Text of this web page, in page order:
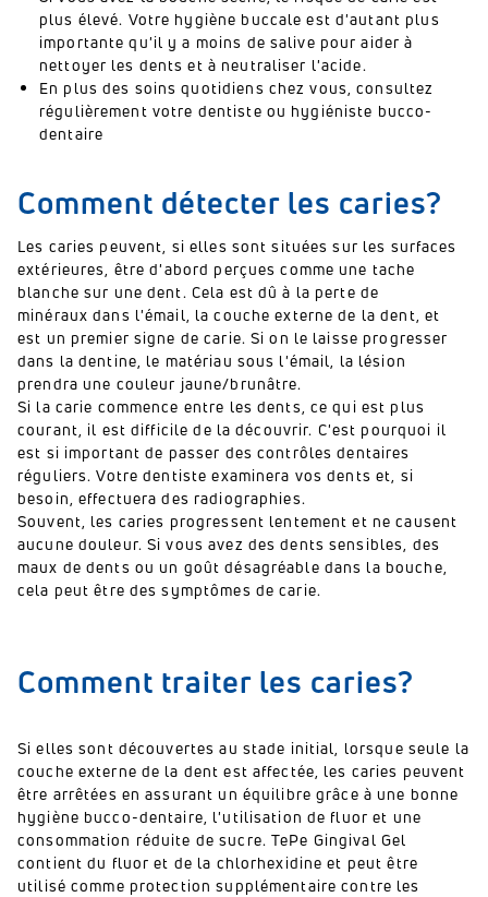
plus élevé. Votre hygiène buccale est d'autant plus
importante qu'il y a moins de salive pour aider à
nettoyer les dents et à neutraliser l'acide.
En plus des soins quotidiens chez vous, consultez
régulièrement votre dentiste ou hygiéniste bucco-
dentaire
Comment détecter les caries?
Les caries peuvent, si elles sont situées sur les surfaces
extérieures, être d'abord perçues comme une tache
blanche sur une dent. Cela est dû à la perte de
minéraux dans l'émail, la couche externe de la dent, et
est un premier signe de carie. Si on le laisse progresser
dans la dentine, le matériau sous l'émail, la lésion
prendra une couleur jaune/brunâtre.
Si la carie commence entre les dents, ce qui est plus
courant, il est difficile de la découvrir. C'est pourquoi il
est si important de passer des contrôles dentaires
réguliers. Votre dentiste examinera vos dents et, si
besoin, effectuera des radiographies.
Souvent, les caries progressent lentement et ne causent
aucune douleur. Si vous avez des dents sensibles, des
maux de dents ou un goût désagréable dans la bouche,
cela peut être des symptômes de carie.
Comment traiter les caries?
Si elles sont découvertes au stade initial, lorsque seule la
couche externe de la dent est affectée, les caries peuvent
être arrêtées en assurant un équilibre grâce à une bonne
hygiène bucco-dentaire, l'utilisation de fluor et une
consommation réduite de sucre. TePe Gingival Gel
contient du fluor et de la chlorhexidine et peut être
utilisé comme protection supplémentaire contre les